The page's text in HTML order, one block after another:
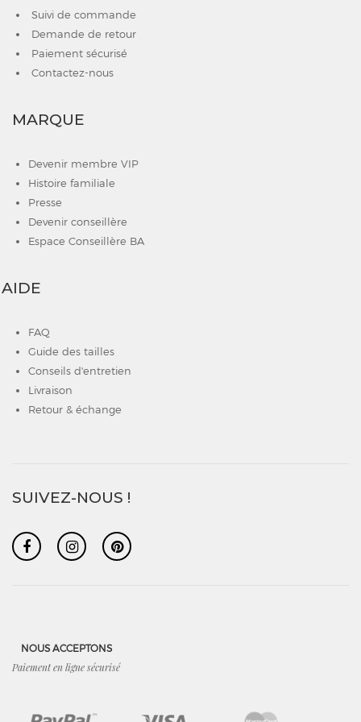
Suivi de commande
Demande de retour
Paiement sécurisé
Contactez-nous
MARQUE
Devenir membre VIP
Histoire familiale
Presse
Devenir conseillère
Espace Conseillère BA
AIDE
FAQ
Guide des tailles
Conseils d'entretien
Livraison
Retour & échange
SUIVEZ-NOUS !
NOUS ACCEPTONS
Paiement en ligne sécurisé